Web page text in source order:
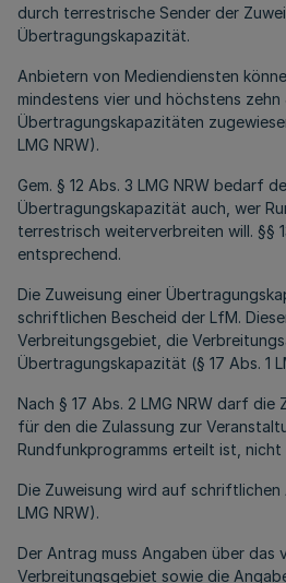
durch terrestrische Sender der
Übertragungskapazität.
Anbietern von Mediendiensten
mindestens vier und höchstens zehn
Übertragungskapazitäten
LMG NRW).
Gem. § 12 Abs. 3 LMG NRW bedarf
Übertragungskapazität auch, wer
terrestrisch weiterverbreiten will. §§
entsprechend.
Die Zuweisung einer
schriftlichen Bescheid der LfM.
Verbreitungsgebiet, die
Übertragungskapazität (§ 17 Abs. 1
Nach § 17 Abs. 2 LMG NRW darf die
für den die Zulassung zur
Rundfunkprogramms erteilt ist, nicht
Die Zuweisung wird auf schriftlichen
LMG NRW).
Der Antrag muss Angaben über das
Verbreitungsgebiet sowie die